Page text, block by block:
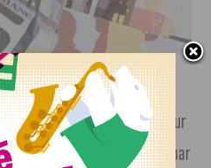
a exceptionnellement été
secrétaire de BPE, pour
l’association. Il a été remis par